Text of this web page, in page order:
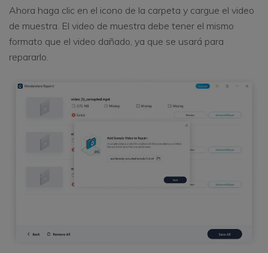
Ahora haga clic en el icono de la carpeta y cargue el video
de muestra. El video de muestra debe tener el mismo
formato que el video dañado, ya que se usará para
repararlo.